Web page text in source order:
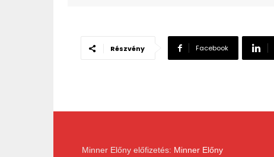
Részvény Facebook
Minner Előny előfizetés: Minner Előny